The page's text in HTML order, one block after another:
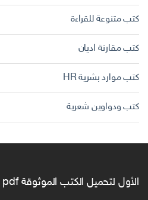
كتب متنوعة للقراءة
كتب مقارنة اديان
كتب موارد بشرية HR
كتب ودواوين شعرية
الأول لتحميل الكتب الموثوقة pdf مجانا